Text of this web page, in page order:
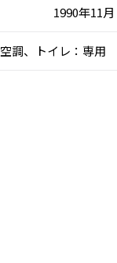
1990年11月
空調、トイレ：専